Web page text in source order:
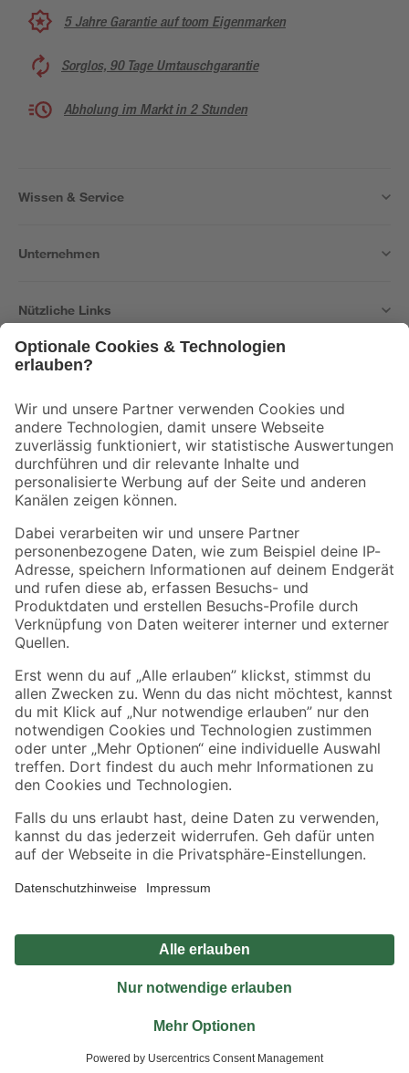
5 Jahre Garantie auf toom Eigenmarken
Sorglos, 90 Tage Umtauschgarantie
Abholung im Markt in 2 Stunden
Wissen & Service
Unternehmen
Nützliche Links
Der toom Newsletter: Keine Angebote und Aktionen mehr verpassen!
Zur Newsletter Anmeldung
Folge uns
Zahlungsarten Versandarten
Sicher einkaufen
Jetzt die toom-App herunterladen
Alle Preisangaben in EUR inkl. gesetzl. MwSt.. Die dargestellten Angebote sind unter
Umständen nicht in allen Märkten verfügbar. Die angegebenen Verfügbarkeiten beziehen
Produkte nur solange der Vorrat reicht.
*Paketversand ab 59 € versandkostenfrei, gilt nicht für Artikel mit Speditionsversand, hier
Privatsphäre Impressum
Nutzungsbedingungen
Widerrufsrecht
Vertrag widerrufen
© 2026 toom Baumarkt GmbH